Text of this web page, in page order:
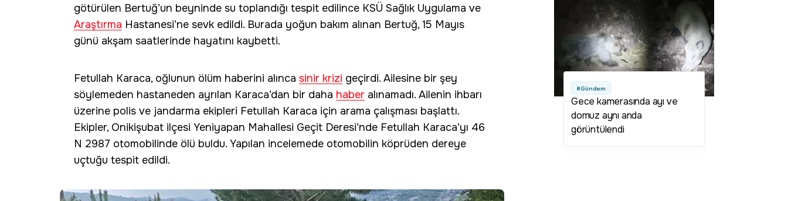
götürülen Bertuğ’un beyninde su toplandığı tespit edilince KSÜ Sağlık Uygulama ve
Araştırma Hastanesi’ne sevk edildi. Burada yoğun bakım alınan Bertuğ, 15 Mayıs
günü akşam saatlerinde hayatını kaybetti.
Fetullah Karaca, oğlunun ölüm haberini alınca sinir krizi geçirdi. Ailesine bir şey
söylemeden hastaneden ayrılan Karaca’dan bir daha haber alınamadı. Ailenin ihbarı
üzerine polis ve jandarma ekipleri Fetullah Karaca için arama çalışması başlattı.
Ekipler, Onikişubat ilçesi Yeniyapan Mahallesi Geçit Deresi’nde Fetullah Karaca’yı 46
N 2987 otomobilinde ölü buldu. Yapılan incelemede otomobilin köprüden dereye
uçtuğu tespit edildi.
#Gündem
Gece kamerasında ayı ve
domuz aynı anda
görüntülendi